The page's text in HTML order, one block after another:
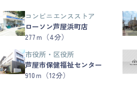
コンビニエンスストア
ローソン芦屋浜町店
277ｍ（4分）
市役所・区役所
芦屋市保健福祉センター
910ｍ（12分）